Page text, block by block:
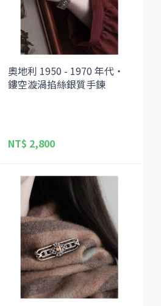
奧地利 1950 - 1970 年代・
鏤空漩渦掐絲銀質手鍊
NT$ 2,800